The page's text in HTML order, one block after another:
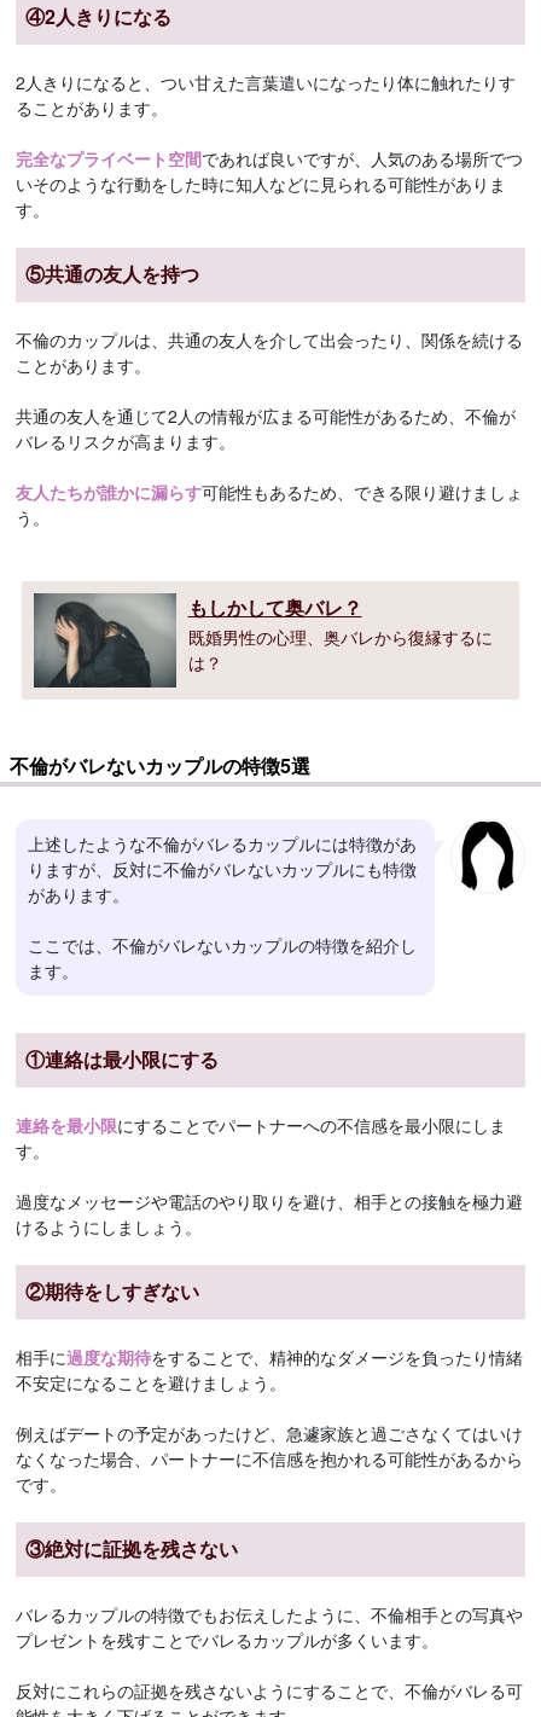
④2人きりになる
2人きりになると、つい甘えた言葉遣いになったり体に触れたりす
ることがあります。
完全なプライベート空間であれば良いですが、人気のある場所でつ
いそのような行動をした時に知人などに見られる可能性がありま
す。
⑤共通の友人を持つ
不倫のカップルは、共通の友人を介して出会ったり、関係を続ける
ことがあります。
共通の友人を通じて2人の情報が広まる可能性があるため、不倫が
バレるリスクが高まります。
友人たちが誰かに漏らす可能性もあるため、できる限り避けましょ
う。
もしかして奥バレ？
既婚男性の心理、奥バレから復縁するに
は？
不倫がバレないカップルの特徴5選
上述したような不倫がバレるカップルには特徴があ
りますが、反対に不倫がバレないカップルにも特徴
があります。
ここでは、不倫がバレないカップルの特徴を紹介し
ます。
①連絡は最小限にする
連絡を最小限にすることでパートナーへの不信感を最小限にしま
す。
過度なメッセージや電話のやり取りを避け、相手との接触を極力避
けるようにしましょう。
②期待をしすぎない
相手に過度な期待をすることで、精神的なダメージを負ったり情緒
不安定になることを避けましょう。
例えばデートの予定があったけど、急遽家族と過ごさなくてはいけ
なくなった場合、パートナーに不信感を抱かれる可能性があるから
です。
③絶対に証拠を残さない
バレるカップルの特徴でもお伝えしたように、不倫相手との写真や
プレゼントを残すことでバレるカップルが多くいます。
反対にこれらの証拠を残さないようにすることで、不倫がバレる可